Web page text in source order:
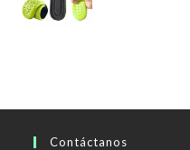
Contáctanos